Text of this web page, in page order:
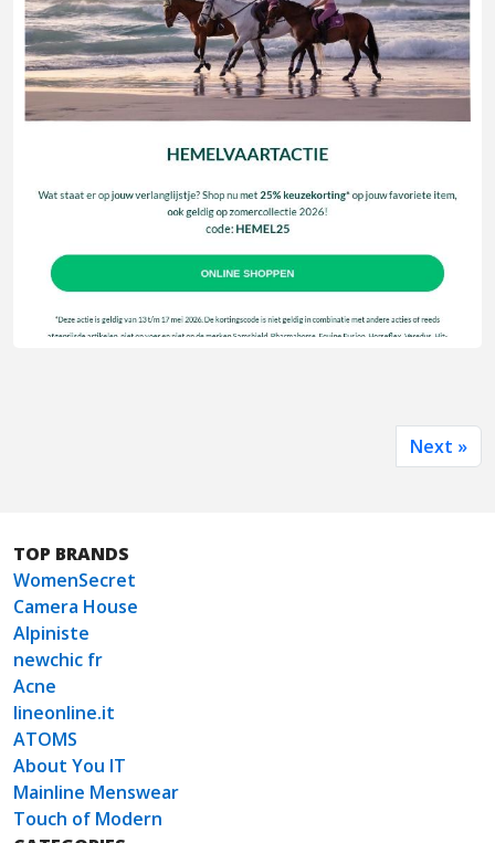
Next »
TOP BRANDS
WomenSecret
Camera House
Alpiniste
newchic fr
Acne
lineonline.it
ATOMS
About You IT
Mainline Menswear
Touch of Modern